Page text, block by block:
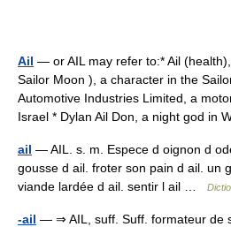
Ail — or AIL may refer to:* Ail
Sailor Moon ), a character in the
Automotive Industries Limited, a
Israel * Dylan Ail Don, a night god
ail — AIL. s. m. Espece d oignon d
gousse d ail. froter son pain d ail. un
viande lardée d ail. sentir l ail …
-ail — ⇒ AIL, suff. Suff. formateur de